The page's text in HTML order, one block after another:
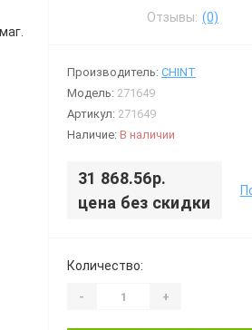
Отзывы: (0)
Производитель: CHINT
Модель: 271649
Артикул: 271649
Наличие: В наличии
31 868.56р.
цена без скидки
Количество:
- +